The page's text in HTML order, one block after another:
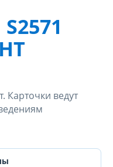
Карточки ведут